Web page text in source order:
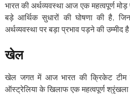
भारत की अर्थव्यवस्था आज एक महत्वपूर्ण
बड़े आर्थिक सुधारों की घोषणा की है,
अर्थव्यवस्था पर बड़ा प्रभाव पड़ने की उम्मीद
खेल
खेल जगत में आज भारत की क्रिकेट टीम के
ऑस्ट्रेलिया के खिलाफ एक महत्वपूर्ण